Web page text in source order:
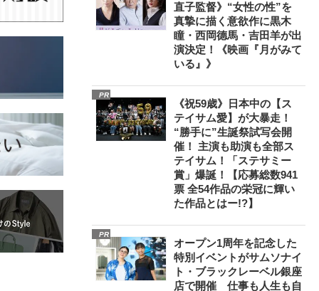
直子監督》“女性の性”を
真摯に描く意欲作に黒木
瞳・西岡德馬・吉田羊が出
演決定！《映画『月がみて
いる』》
PR
《祝59歳》日本中の【ス
テイサム愛】が大暴走！
“勝手に”生誕祭試写会開
催！ 主演も助演も全部ス
テイサム！「ステサミー
賞」爆誕！【応募総数941
票 全54作品の栄冠に輝い
た作品とはー!?】
PR
オープン1周年を記念した
特別イベントがサムソナイ
ト・ブラックレーベル銀座
店で開催 仕事も人生も自